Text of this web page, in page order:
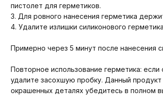
пистолет для герметиков.
3. Для ровного нанесения герметика
4. Удалите излишки силиконового
Примерно через 5 минут после нанесения
Повторное использование герметика:
удалите засохшую пробку. Данный
окрашенных деталях убедитесь в полном